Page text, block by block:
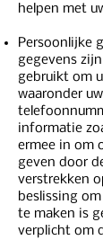
helpen met
Persoonlijke
gegevens
gebruikt om
waaronder
informatie
ermee in om
geven door
verstrekken
beslissing
te maken is
verplicht om